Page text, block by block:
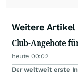
Weitere Artikel
Club-Angebote
heute 00:02
Der weltweit erste